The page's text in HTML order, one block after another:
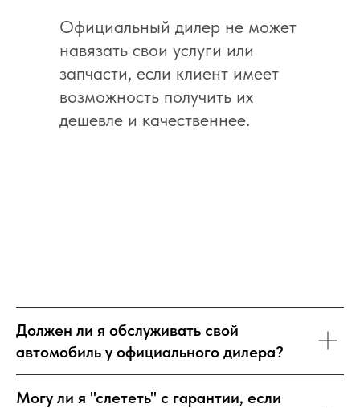
Официальный дилер не может
навязать свои услуги или
запчасти, если клиент имеет
возможность получить их
дешевле и качественнее.
Должен ли я обслуживать свой
автомобиль у официального дилера?
Могу ли я "слететь" с гарантии, если